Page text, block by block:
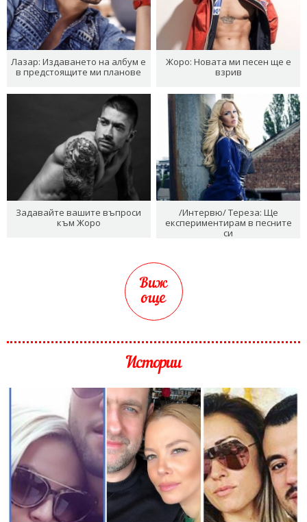
Лазар: Издаването на албум е
в предстоящите ми планове
Жоро: Новата ми песен ще е
взрив
Задавайте вашите въпроси
към Жоро
/Интервю/ Тереза: Ще
експериментирам в песните
си
Виж
още
Истории